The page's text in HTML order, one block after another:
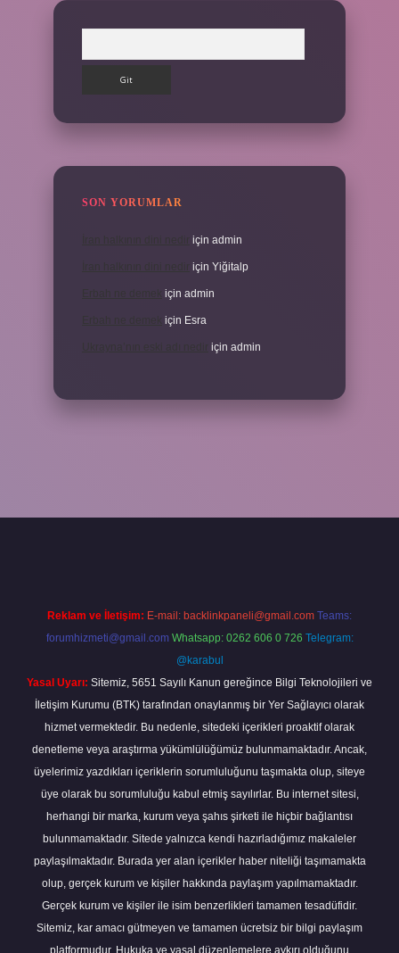
SON YORUMLAR
için admin
için Yiğitalp
için admin
için Esra
için admin
Reklam ve İletişim: E-mail: backlinkpaneli@gmail.com Teams:
forumhizmeti@gmail.com Whatsapp: 0262 606 0 726 Telegram:
@karabul
Yasal Uyarı: Sitemiz, 5651 Sayılı Kanun gereğince Bilgi Teknolojileri ve
İletişim Kurumu (BTK) tarafından onaylanmış bir Yer Sağlayıcı olarak
hizmet vermektedir. Bu nedenle, sitedeki içerikleri proaktif olarak
denetleme veya araştırma yükümlülüğümüz bulunmamaktadır. Ancak,
üyelerimiz yazdıkları içeriklerin sorumluluğunu taşımakta olup, siteye
üye olarak bu sorumluluğu kabul etmiş sayılırlar. Bu internet sitesi,
herhangi bir marka, kurum veya şahıs şirketi ile hiçbir bağlantısı
bulunmamaktadır. Sitede yalnızca kendi hazırladığımız makaleler
paylaşılmaktadır. Burada yer alan içerikler haber niteliği taşımamakta
olup, gerçek kurum ve kişiler hakkında paylaşım yapılmamaktadır.
Gerçek kurum ve kişiler ile isim benzerlikleri tamamen tesadüfidir.
Sitemiz, kar amacı gütmeyen ve tamamen ücretsiz bir bilgi paylaşım
platformudur. Hukuka ve yasal düzenlemelere aykırı olduğunu